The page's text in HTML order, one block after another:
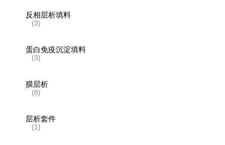
反相层析填料
(3)
蛋白免疫沉淀填料
(3)
膜层析
(8)
层析套件
(1)